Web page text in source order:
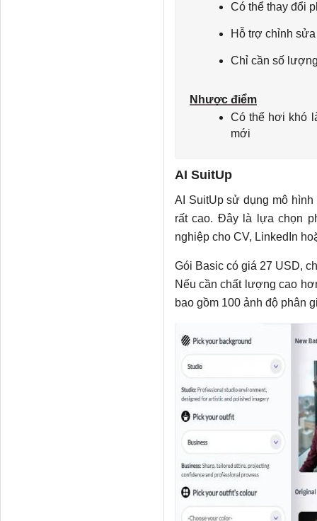
Có thể thay đổi
Hỗ trợ chỉnh
Chỉ cần số
Nhược điểm
Có thể hơi khó
mới
AI SuitUp
AI SuitUp sử dụng mô
rất cao. Đây là lựa chọn
nghiệp cho CV, LinkedIn
Gói Basic có giá 27 USD,
Nếu cần chất lượng cao
bao gồm 100 ảnh độ phân